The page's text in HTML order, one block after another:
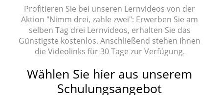
Profitieren Sie bei unseren Lernvideos von der
Aktion "Nimm drei, zahle zwei": Erwerben Sie am
selben Tag drei Lernvideos, erhalten Sie das
Günstigste kostenlos. Anschließend stehen Ihnen
die Videolinks für 30 Tage zur Verfügung.
Wählen Sie hier aus unserem
Schulungsangebot